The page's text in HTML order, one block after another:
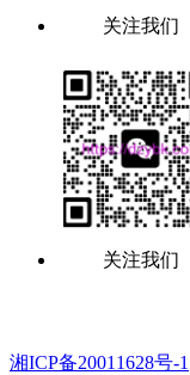
关注我们
关注我们
湘ICP备20011628号-1